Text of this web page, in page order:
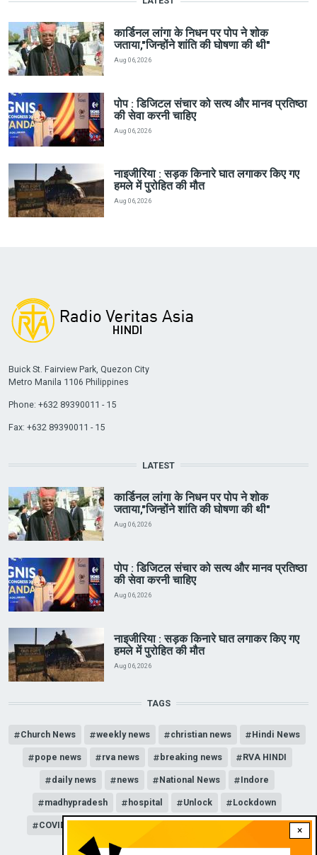
कार्डिनल लांगा के निधन पर पोप ने शोक
जताया,"जिन्होंने शांति की घोषणा की थी"
Aug 06, 2026
पोप : डिजिटल संचार को सत्य और मानव प्रतिष्ठा
की सेवा करनी चाहिए
Aug 06, 2026
नाइजीरिया : सड़क किनारे घात लगाकर किए गए
हमले में पुरोहित की मौत
Aug 06, 2026
×
Buick St. Fairview Park, Quezon City
Metro Manila 1106 Philippines
Phone: +632 89390011 - 15
Fax: +632 89390011 - 15
LATEST
कार्डिनल लांगा के निधन पर पोप ने शोक
जताया,"जिन्होंने शांति की घोषणा की थी"
Aug 06, 2026
पोप : डिजिटल संचार को सत्य और मानव प्रतिष्ठा
की सेवा करनी चाहिए
Aug 06, 2026
नाइजीरिया : सड़क किनारे घात लगाकर किए गए
हमले में पुरोहित की मौत
Aug 06, 2026
TAGS
Church News weekly news christian news Hindi News
pope news rva news breaking news RVA HINDI
daily news news National News Indore
madhypradesh hospital Unlock Lockdown
COVID-19 news update